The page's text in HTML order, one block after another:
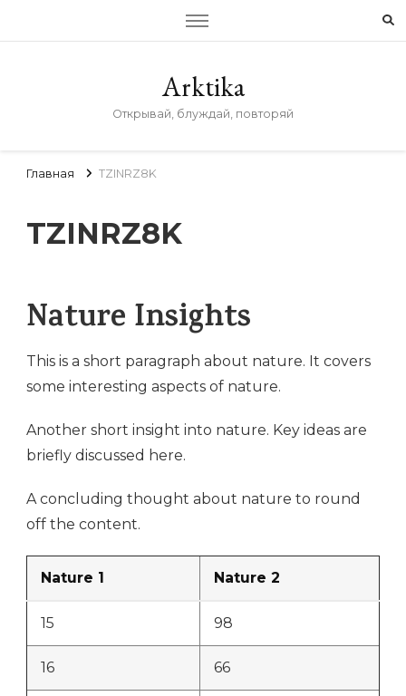
Arktika
Открывай, блуждай, повторяй
Главная TZINRZ8K
TZINRZ8K
Nature Insights
This is a short paragraph about nature. It covers
some interesting aspects of nature.
Another short insight into nature. Key ideas are
briefly discussed here.
A concluding thought about nature to round
off the content.
Nature 1 Nature 2
15 98
16 66